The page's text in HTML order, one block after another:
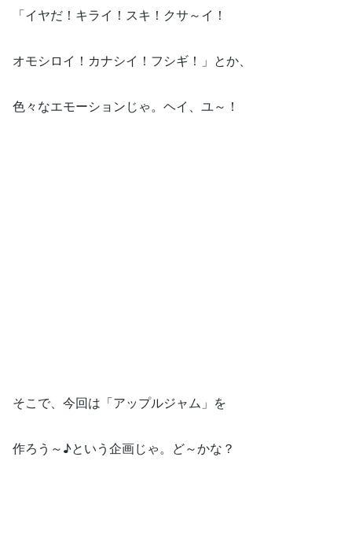
「イヤだ！キライ！スキ！クサ～イ！
オモシロイ！カナシイ！フシギ！」とか、
色々なエモーションじゃ。ヘイ、ユ～！
そこで、今回は「アップルジャム」を
作ろう～♪という企画じゃ。ど～かな？